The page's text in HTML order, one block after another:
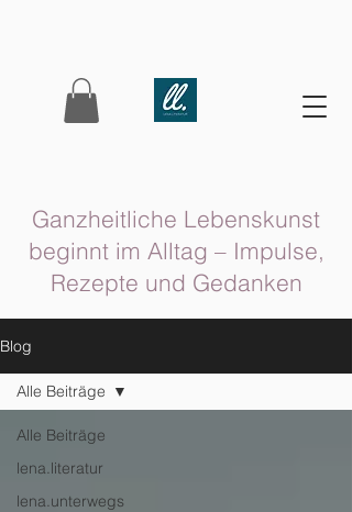
Ganzheitliche Lebenskunst
beginnt im Alltag – Impulse,
Rezepte und Gedanken
Blog
Alle Beiträge
lena.literatur
lena.unterwegs
Alle Beiträge